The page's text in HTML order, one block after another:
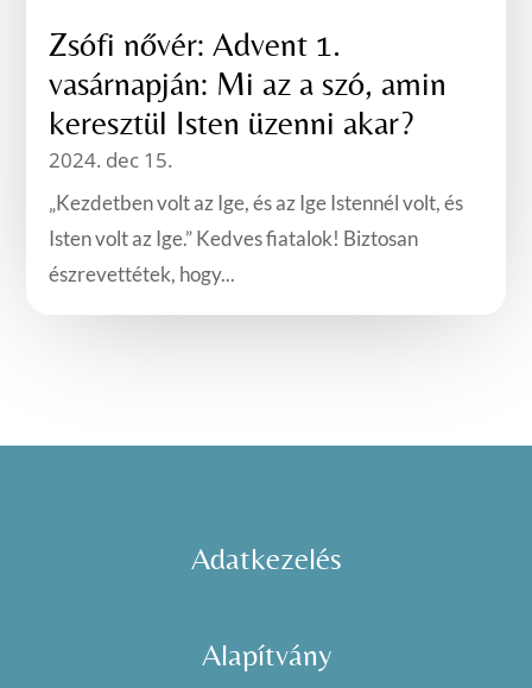
Zsófi nővér: Advent 1.
vasárnapján: Mi az a szó, amin
keresztül Isten üzenni akar?
2024. dec 15.
„Kezdetben volt az Ige, és az Ige Istennél volt, és
Isten volt az Ige.” Kedves fiatalok! Biztosan
észrevettétek, hogy...
Adatkezelés
Alapítvány